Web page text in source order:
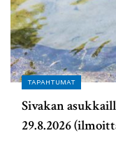
TAPAHTUMAT
Sivakan
29.8.2026